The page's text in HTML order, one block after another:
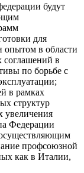
будут
для
опытом в области
соглашений в
по борьбе с
в рам­ках
структур
уве­личения
Федерации
профсоюзной
как в Италии,